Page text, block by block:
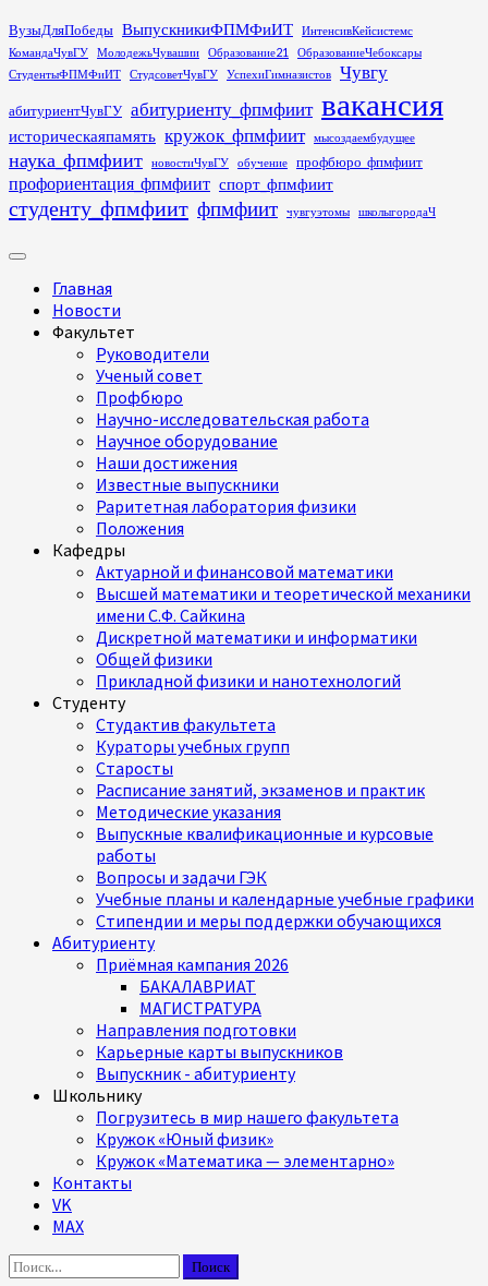
Перейти
к
содержимому
ВузыДляПобеды ВыпускникиФПМФиИТ
ИнтенсивКейсистемс
КомандаЧувГУ
МолодежьЧувашии Образование21
ОбразованиеЧебоксары
СтудентыФПМФиИТ
СтудсоветЧувГУ УспехиГимназистов Чувгу
абитуриентЧувГУ абитуриенту_фпмфиит вакансия
историческаяпамять кружок_фпмфиит мысоздаембудущее
наука_фпмфиит новостиЧувГУ обучение профбюро_фпмфиит
профориентация_фпмфиит спорт_фпмфиит
студенту_фпмфиит фпмфиит чувгуэтомы школыгородаЧ
Основное
Главная
Новости
Факультет
Руководители
Ученый совет
Профбюро
Научно-исследовательская работа
Научное оборудование
Наши достижения
Известные выпускники
Раритетная лаборатория физики
Положения
Кафедры
Актуарной и финансовой математики
Высшей математики и теоретической механики
имени С.Ф. Сайкина
Дискретной математики и информатики
Общей физики
Прикладной физики и нанотехнологий
Студенту
Студактив факультета
Кураторы учебных групп
Старосты
Расписание занятий, экзаменов и практик
Методические указания
Выпускные квалификационные и курсовые
работы
Вопросы и задачи ГЭК
Учебные планы и календарные учебные графики
Стипендии и меры поддержки обучающихся
Абитуриенту
Приёмная кампания 2026
БАКАЛАВРИАТ
МАГИСТРАТУРА
Направления подготовки
Карьерные карты выпускников
Выпускник - абитуриенту
Школьнику
Погрузитесь в мир нашего факультета
Кружок «Юный физик»
Кружок «Математика — элементарно»
Контакты
VK
MAX
Найти: